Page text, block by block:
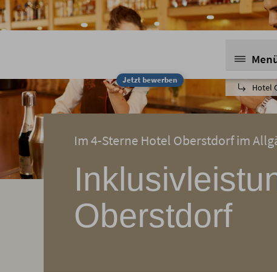
Jetzt bewerben
Hotel
Im 4-Sterne Hotel Oberstdorf im
Oberstdorf